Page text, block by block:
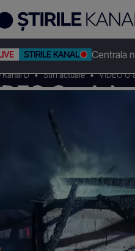
STIRILE KANAL D Centrala
Kanal D Stiri actuale VIDEO O
O
era a